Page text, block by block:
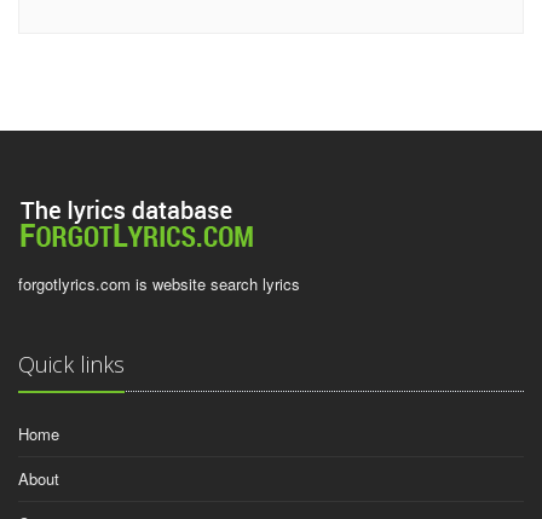
forgotlyrics.com is website search lyrics
Quick links
Home
About